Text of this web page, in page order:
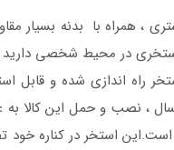
، همراه با بدنه
در محیط شخصی دارید
راه اندازی شده و قابل
قابل حابه حایی و حمل و نقل است. همراه با گارانتی 2 ساله و خدمات پس از فروش شرکت تهران
استخر در کناره خود